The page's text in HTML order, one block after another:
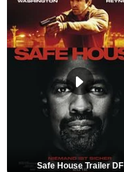
Safe House Trailer DF